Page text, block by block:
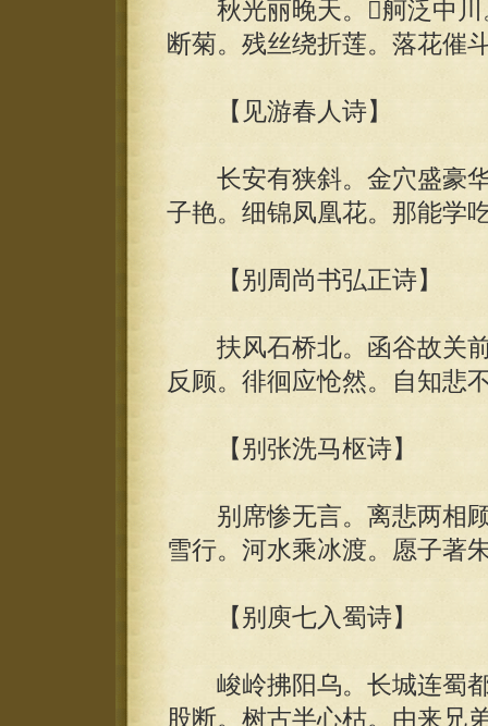
秋光丽晚天。舸泛中川
断菊。残丝绕折莲。落花催
【见游春人诗】
长安有狭斜。金穴盛豪华
子艳。细锦凤凰花。那能学
【别周尚书弘正诗】
扶风石桥北。函谷故关前
反顾。徘徊应怆然。自知悲
【别张洗马枢诗】
别席惨无言。离悲两相顾
雪行。河水乘冰渡。愿子著
【别庾七入蜀诗】
峻岭拂阳乌。长城连蜀都
股断。树古半心枯。由来兄